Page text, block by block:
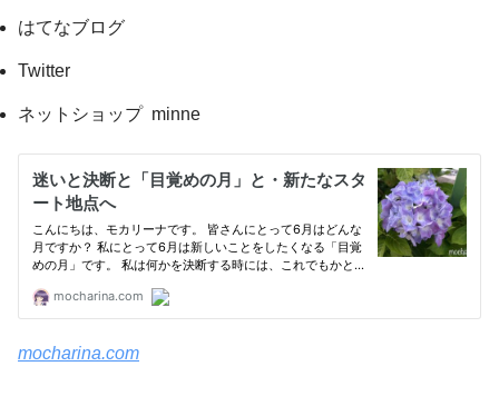
はてなブログ
Twitter
ネットショップ minne
mocharina.com